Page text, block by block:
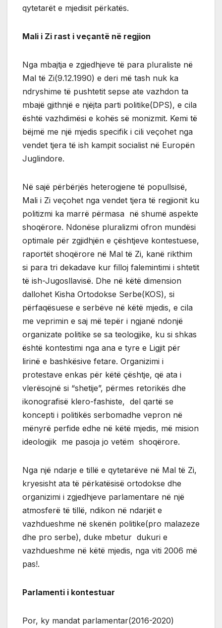
qytetarët e mjedisit përkatës.
Mali i Zi rast i veçantë në regjion
Nga mbajtja e zgjedhjeve të para pluraliste në
Mal të Zi(9.12.1990) e deri më tash nuk ka
ndryshime të pushtetit sepse ate vazhdon ta
mbajë gjithnjë e njëjta parti politike(DPS), e cila
është vazhdimësi e kohës së monizmit. Kemi të
bëjmë me një mjedis specifik i cili veçohet nga
vendet tjera të ish kampit socialist në Europën
Juglindore.
Në sajë përbërjës heterogjene të popullsisë,
Mali i Zi veçohet nga vendet tjera të regjionit ku
politizmi ka marrë përmasa në shumë aspekte
shoqërore. Ndonëse pluralizmi ofron mundësi
optimale për zgjidhjën e çështjeve kontestuese,
raportët shoqërore në Mal të Zi, kanë rikthim
si para tri dekadave kur filloj falemintimi i shtetit
të ish-Jugosllavisë. Dhe në këtë dimension
dallohet Kisha Ortodokse Serbe(KOS), si
përfaqësuese e serbëve në këtë mjedis, e cila
me veprimin e saj më tepër i ngjanë ndonjë
organizate politike se sa teologjike, ku si shkas
është kontestimi nga ana e tyre e Ligjit për
lirinë e bashkësive fetare. Organizimi i
protestave enkas për këtë çështje, që ata i
vlerësojnë si “shetije”, përmes retorikës dhe
ikonografisë klero-fashiste, del qartë se
koncepti i politikës serbomadhe vepron në
mënyrë perfide edhe në këtë mjedis, më mision
ideologjik me pasoja jo vetëm shoqërore.
Nga një ndarje e tillë e qytetarëve në Mal të Zi,
kryesisht ata të përkatësisë ortodokse dhe
organizimi i zgjedhjeve parlamentare në një
atmosferë të tillë, ndikon në ndarjët e
vazhdueshme në skenën politike(pro malazeze
dhe pro serbe), duke mbetur dukuri e
vazhdueshme në këtë mjedis, nga viti 2006 më
pas!.
Parlamenti i kontestuar
Por, ky mandat parlamentar(2016-2020)